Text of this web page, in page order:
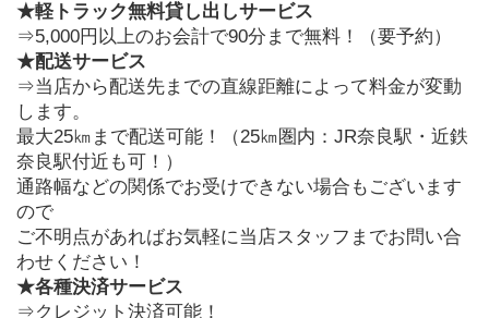
★軽トラック無料貸し出しサービス
⇒5,000円以上のお会計で90分まで無料！（要予約）
★配送サービス
⇒当店から配送先までの直線距離によって料金が変動
します。
最大25㎞まで配送可能！（25㎞圏内：JR奈良駅・近鉄
奈良駅付近も可！）
通路幅などの関係でお受けできない場合もございます
ので
ご不明点があればお気軽に当店スタッフまでお問い合
わせください！
★各種決済サービス
⇒クレジット決済可能！